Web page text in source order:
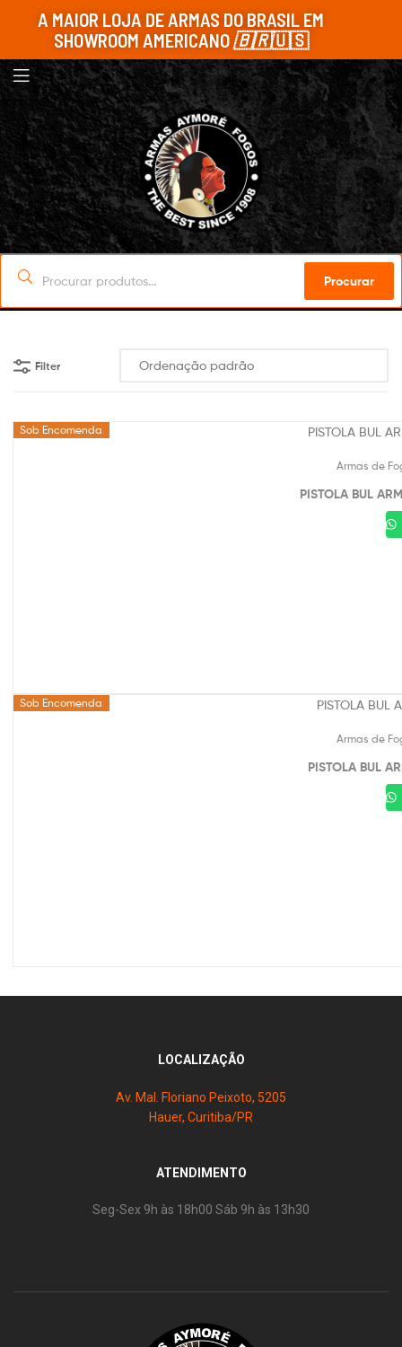
A MAIOR LOJA DE ARMAS DO BRASIL EM
SHOWROOM AMERICANO🇧🇷🇺🇸
Procurar
Filter
Sob Encomenda
Armas de
PISTOLA BUL
Sob Encomenda
Armas de
PISTOLA BUL
LOCALIZAÇÃO
Av. Mal. Floriano Peixoto, 5205
Hauer, Curitiba/PR
ATENDIMENTO
Seg-Sex 9h às 18h00 Sáb 9h às 13h30